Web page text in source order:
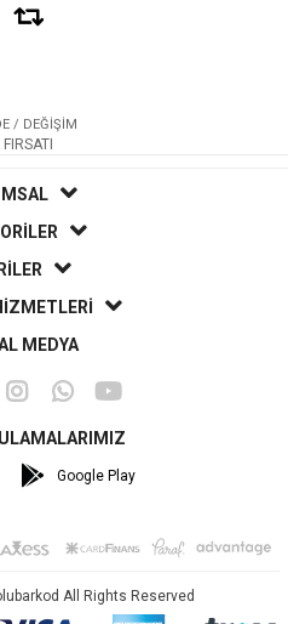
/ DEĞİŞİM
FIRSATI
MEDYA
Google Play
All Rights Reserved